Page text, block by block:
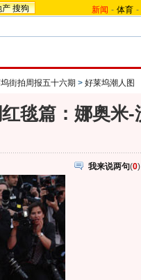
产 搜狗 新闻 - 体育 -
街拍周报五十六期 > 好莱坞潮人图
毯篇：娜奥米-
我来说两句(0)